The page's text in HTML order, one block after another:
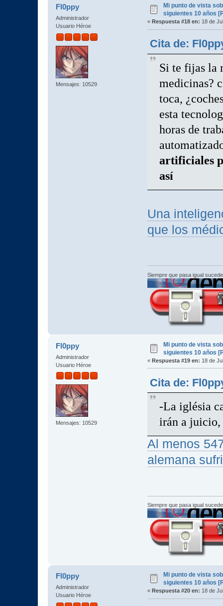
Fl0ppy
Administrador
Usuario Héroe
Mensajes: 10529
Mi punto de vista
siguientes 10 años
« Respuesta #18 en: 18 de
Cita de:
Si te fijas la
medicinas?
toca,
esta
horas de
artificiales
así
Una
que los
Siempre que pasa igual
Fl0ppy
Administrador
Usuario Héroe
Mensajes: 10529
Mi punto de vista
siguientes 10 años
« Respuesta #19 en: 18 de
Cita de:
-La iglésia
irán a juicio,
Al menos
alemana
Siempre que pasa igual
Fl0ppy
Administrador
Usuario Héroe
Mi punto de vista
siguientes 10 años
« Respuesta #20 en: 18 de